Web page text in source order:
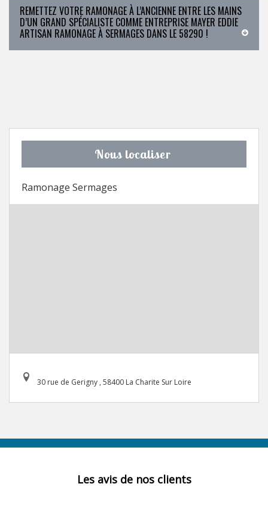
REMETTEZ VOTRE RAMONAGE À L’ANCIENNE ENTRE LES MAINS
D’UN GRAND SPÉCIALISTE COMME ENTREPRISE MAYER EDDIE
ARTISAN RAMONAGE À SERMAGES DANS LE 58290 !
Nous localiser
Ramonage Sermages
30 rue de Gerigny , 58400 La Charite Sur Loire
Les avis de nos clients